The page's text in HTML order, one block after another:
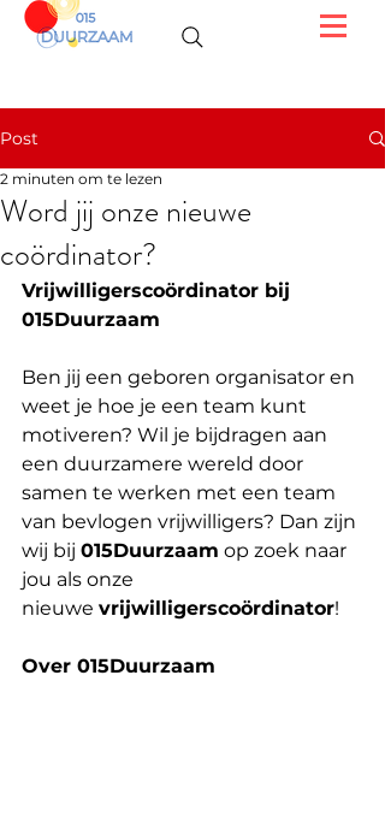
Post
Word jij onze nieuwe
coördinator?
2 minuten om te lezen
Vrijwilligerscoördinator bij
015Duurzaam
Ben jij een geboren organisator en
weet je hoe je een team kunt
motiveren? Wil je bijdragen aan
een duurzamere wereld door
samen te werken met een team
van bevlogen vrijwilligers? Dan zijn
wij bij 015Duurzaam op zoek naar
jou als onze
nieuwe vrijwilligerscoördinator!
Over 015Duurzaam